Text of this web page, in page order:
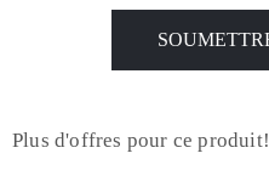
Plus d'offres pour ce produit!